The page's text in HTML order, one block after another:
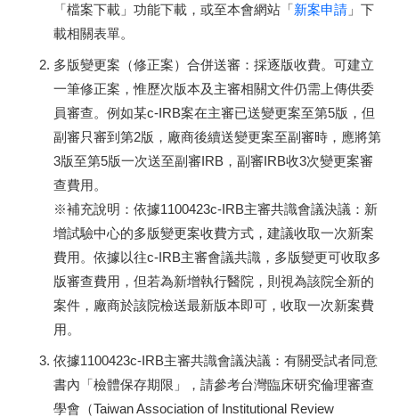
「檔案下載」功能下載，或至本會網站「新案申請 」下
載相關表單。
多版變更案（修正案）合併送審：採逐版收費。可建立
一筆修正案，惟歷次版本及主審相關文件仍需上傳供委
員審查。例如某c-IRB案在主審已送變更案至第5版，但
副審只審到第2版，廠商後續送變更案至副審時，應將第
3版至第5版一次送至副審IRB，副審IRB收3次變更案審
查費用。
※補充說明：依據1100423c-IRB主審共識會議決議：新
增試驗中心的多版變更案收費方式，建議收取一次新案
費用。依據以往c-IRB主審會議共識，多版變更可收取多
版審查費用，但若為新增執行醫院，則視為該院全新的
案件，廠商於該院檢送最新版本即可，收取一次新案費
用。
依據1100423c-IRB主審共識會議決議：有關受試者同意
書內「檢體保存期限」，請參考台灣臨床研究倫理審查
學會（Taiwan Association of Institutional Review